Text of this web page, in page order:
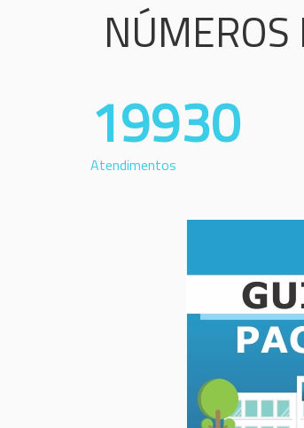
NÚMEROS
19930
Atendimentos